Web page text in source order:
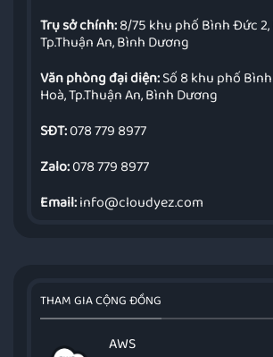
Trụ sở chính:8/75 khu phố Bình Đức 2,
Tp.Thuận An, Bình Dương
Văn phòng đại diện:Số 8 khu phố
Hoà, Tp.Thuận An, Bình Dương
SĐT:078 779 8977
Zalo:078 779 8977
Email:info@cloudyez.com
THAM GIA CỘNG ĐỒNG
AWS